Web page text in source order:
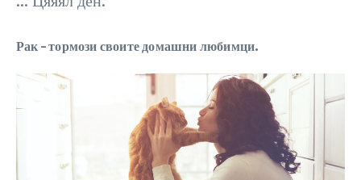
Рак – тормози своите домашни любимци.